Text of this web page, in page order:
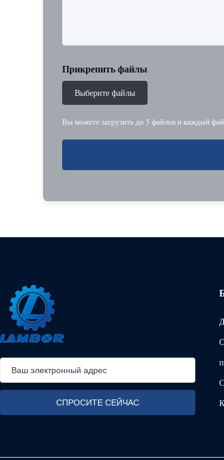
Прикрепить файлы
Выберите файлы
Вы можете загрузить до 5 файлов и каждый